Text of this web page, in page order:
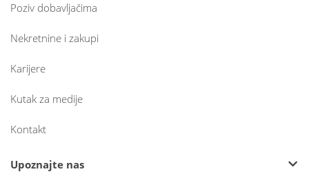
Poziv dobavljačima
Nekretnine i zakupi
Karijere
Kutak za medije
Kontakt
Upoznajte nas